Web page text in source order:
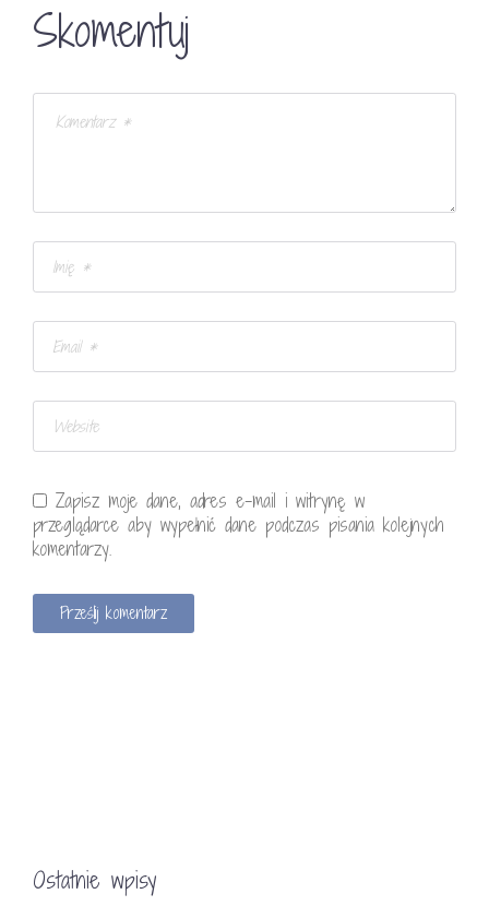
Skomentuj
Zapisz moje dane, adres e-mail i witrynę w
przeglądarce aby wypełnić dane podczas pisania kolejnych
komentarzy.
Ostatnie wpisy